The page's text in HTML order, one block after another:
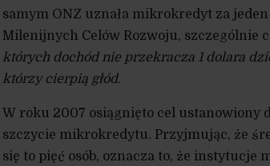
samym ONZ uznała mikrokredyt za
Milenijnych Celów Rozwoju, szczególnie
których dochód nie przekracza 1 dolara
którzy cierpią głód.
W roku 2007 osiągnięto cel ustanowiony
szczycie mikrokredytu. Przyjmując, że
się to pięć osób, oznacza to, że instytucje